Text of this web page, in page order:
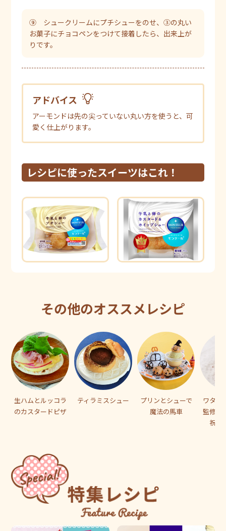
⑨ シュークリームにプチシューをのせ、③の丸い
お菓子にチョコペンをつけて接着したら、出来上が
りです。
アドバイス
アーモンドは先の尖っていない丸い方を使うと、可
愛く仕上がります。
レシピに使ったスイーツはこれ！
その他のオススメレシピ
生ハムとルッコラ
のカスタードピザ
ティラミスシュー
プリンとシューで
魔法の馬車
ワタナ
監修「
祝い